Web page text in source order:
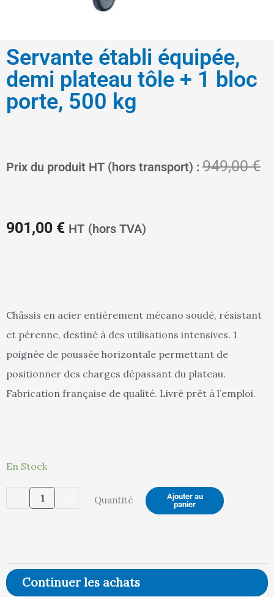
Servante établi équipée,
demi plateau tôle + 1 bloc
porte, 500 kg
Prix du produit HT (hors transport) : 949,00€
901,00 €
Le
prix
est :
HT (hors TVA)
Châssis en acier entièrement mécano soudé, résistant
et pérenne, destiné à des utilisations intensives. 1
poignée de poussée horizontale permettant de
positionner des charges dépassant du plateau.
Fabrication française de qualité. Livré prêt à l’emploi.
En Stock
quantité
Servante
plateau
tôle
Quantité
Ajouter au
panier
Continuer les achats